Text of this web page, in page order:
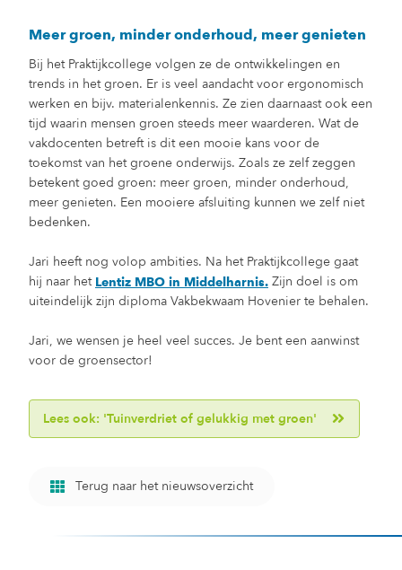
Meer groen, minder onderhoud, meer genieten
Bij het Praktijkcollege volgen ze de ontwikkelingen en
trends in het groen. Er is veel aandacht voor ergonomisch
werken en bijv. materialenkennis. Ze zien daarnaast ook een
tijd waarin mensen groen steeds meer waarderen. Wat de
vakdocenten betreft is dit een mooie kans voor de
toekomst van het groene onderwijs. Zoals ze zelf zeggen
betekent goed groen: meer groen, minder onderhoud,
meer genieten. Een mooiere afsluiting kunnen we zelf niet
bedenken.
Jari heeft nog volop ambities. Na het Praktijkcollege gaat
hij naar het Lentiz MBO in Middelharnis. Zijn doel is om
uiteindelijk zijn diploma Vakbekwaam Hovenier te behalen.
Jari, we wensen je heel veel succes. Je bent een aanwinst
voor de groensector!
Lees ook: 'Tuinverdriet of gelukkig met groen'
Terug naar het nieuwsoverzicht